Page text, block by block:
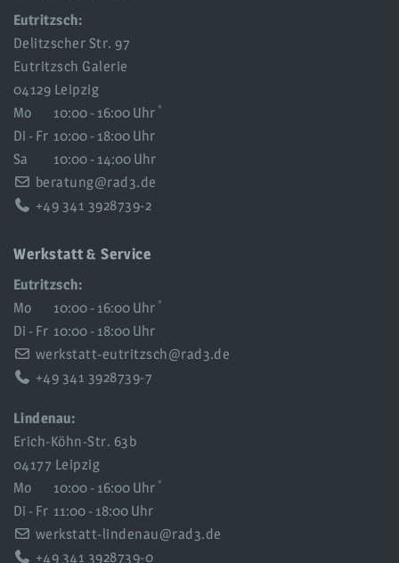
Eutritzsch:
Delitzscher Str. 97
Eutritzsch Galerie
04129 Leipzig
Mo
10:00 - 16:00 Uhr *
Di - Fr 10:00 - 18:00 Uhr
Sa
10:00 - 14:00 Uhr
beratung@rad3.de
+49 341 3928739-2
Werkstatt & Service
Eutritzsch:
Mo
10:00 - 16:00 Uhr *
Di - Fr 10:00 - 18:00 Uhr
werkstatt-eutritzsch@rad3.de
+49 341 3928739-7
Lindenau:
Erich-Köhn-Str. 63b
04177 Leipzig
Mo
10:00 - 16:00 Uhr *
Di - Fr 11:00 - 18:00 Uhr
werkstatt-lindenau@rad3.de
+49 341 3928739-0